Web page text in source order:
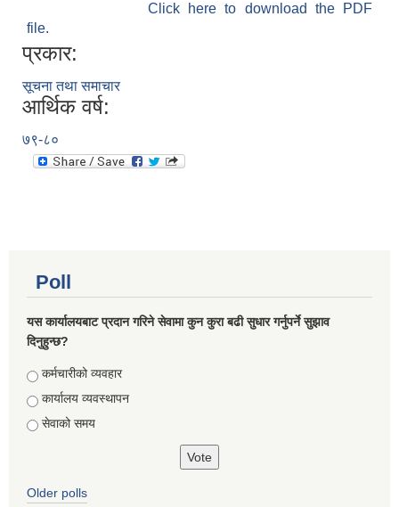
Click here to download the PDF
file.
प्रकार:
सूचना तथा समाचार
आर्थिक वर्ष:
७९-८०
Poll
यस कार्यालयबाट प्रदान गरिने सेवामा कुन कुरा बढी सुधार गर्नुपर्ने सुझाव
दिनुहुन्छ?
Choices
कर्मचारीको व्यवहार
कार्यालय व्यवस्थापन
सेवाको समय
Older polls